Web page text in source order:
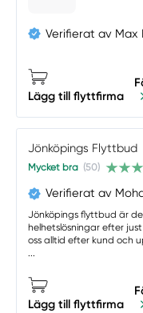
Verifierat av Max
Lägg till flyttfirma
Jönköpings Flyttbud
Mycket bra (50)
Verifierat av
Jönköpings flyttbud är
helhetslösningar efter
oss alltid efter kund och
...
Lägg till flyttfirma